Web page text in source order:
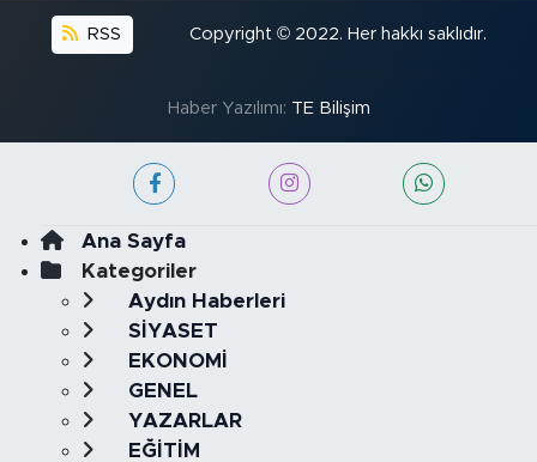
RSS Copyright © 2022. Her hakkı saklıdır.
Haber Yazılımı: TE Bilişim
Ana Sayfa
Kategoriler
Aydın Haberleri
SİYASET
EKONOMİ
GENEL
YAZARLAR
EĞİTİM